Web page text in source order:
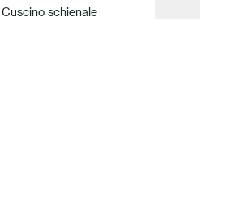
Cuscino schienale